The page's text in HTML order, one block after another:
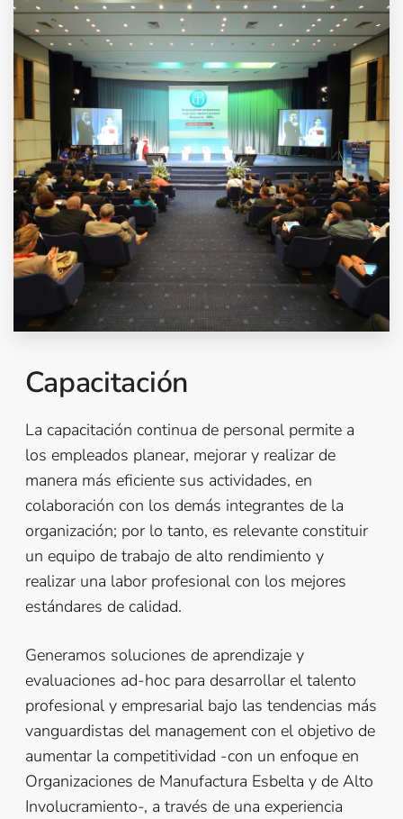
Capacitación
La capacitación continua de personal permite a
los empleados planear, mejorar y realizar de
manera más eficiente sus actividades, en
colaboración con los demás integrantes de la
organización; por lo tanto, es relevante constituir
un equipo de trabajo de alto rendimiento y
realizar una labor profesional con los mejores
estándares de calidad.
Generamos soluciones de aprendizaje y
evaluaciones ad-hoc para desarrollar el talento
profesional y empresarial bajo las tendencias más
vanguardistas del management con el objetivo de
aumentar la competitividad -con un enfoque en
Organizaciones de Manufactura Esbelta y de Alto
Involucramiento-, a través de una experiencia